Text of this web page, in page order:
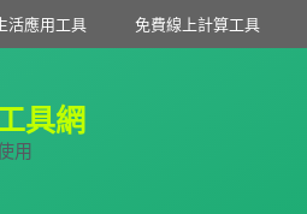
活應用工具 免費線上計算工具
具網
用